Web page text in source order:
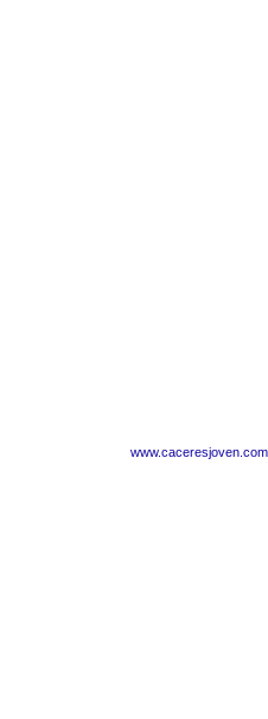
www.caceresjoven.com